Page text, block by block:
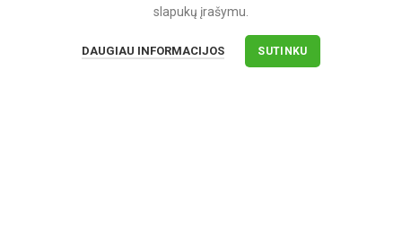
slapukų įrašymu.
DAUGIAU INFORMACIJOS SUTINKU